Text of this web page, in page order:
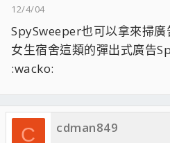
12/4/04
SpySweeper也可以拿來掃
女生宿舍這類的彈出式廣告
:wacko:
C cdman849